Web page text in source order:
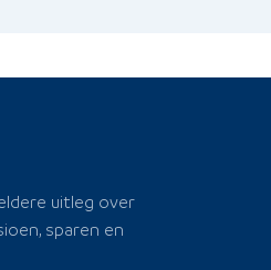
uitleg over
sparen en